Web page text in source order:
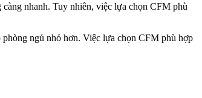
nhanh. Tuy nhiên, việc lựa chọn CFM phù
ngủ nhỏ hơn. Việc lựa chọn CFM phù hợp